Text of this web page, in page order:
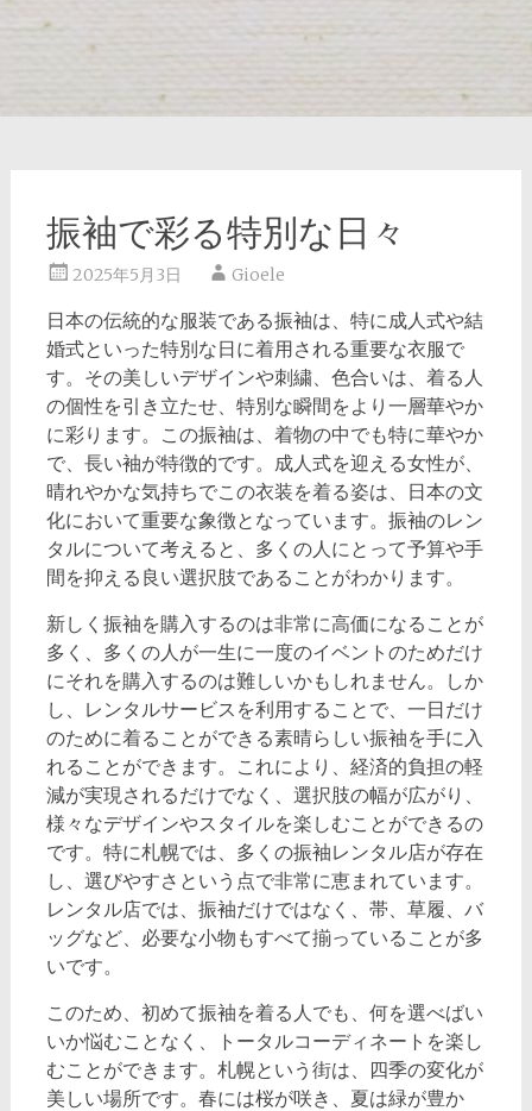
振袖で彩る特別な日々
2025年5月3日 Gioele
日本の伝統的な服装である振袖は、特に成人式や結
婚式といった特別な日に着用される重要な衣服で
す。 その美しいデザインや刺繍、色合いは、着る人
の個性を引き立たせ、特別な瞬間をより一層華やか
に彩ります。この振袖は、着物の中でも特に華やか
で、長い袖が特徴的です。成人式を迎える女性が、
晴れやかな気持ちでこの衣装を着る姿は、日本の文
化において重要な象徴となっています。振袖のレン
タルについて考えると、多くの人にとって予算や手
間を抑える良い選択肢であることがわかります。
新しく振袖を購入するのは非常に高価になることが
多く、多くの人が一生に一度のイベントのためだけ
にそれを購入するのは難しいかもしれません。しか
し、レンタルサービスを利用することで、一日だけ
のために着ることができる素晴らしい振袖を手に入
れることができます。これにより、経済的負担の軽
減が実現されるだけでなく、選択肢の幅が広がり、
様々なデザインやスタイルを楽しむことができるの
です。特に札幌では、多くの振袖レンタル店が存在
し、選びやすさという点で非常に恵まれています。
レンタル店では、振袖だけではなく、帯、草履、バ
ッグなど、必要な小物もすべて揃っていることが多
いです。
このため、初めて振袖を着る人でも、何を選べばい
いか悩むことなく、トータルコーディネートを楽し
むことができます。札幌という街は、四季の変化が
美しい場所です。春には桜が咲き、夏は緑が豊か